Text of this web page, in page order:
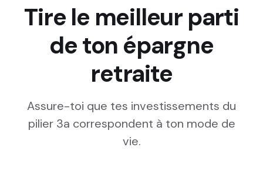
Tire le meilleur parti
de ton épargne
retraite
Assure-toi que tes investissements du
pilier 3a correspondent à ton mode de
vie.